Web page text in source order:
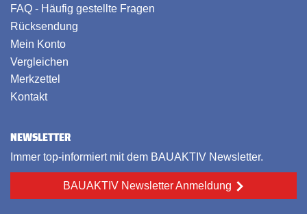
FAQ - Häufig gestellte Fragen
Rücksendung
Mein Konto
Vergleichen
Merkzettel
Kontakt
NEWSLETTER
Immer top-informiert mit dem BAUAKTIV Newsletter.
BAUAKTIV Newsletter Anmeldung